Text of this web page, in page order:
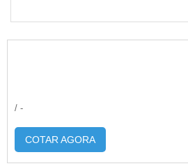
/ -
COTAR AGORA